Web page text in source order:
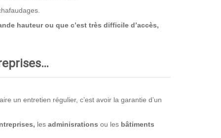
hauteur ou que c’est très difficile d’accès,
un entretien régulier, c’est avoir la garantie d’un
les adminisrations ou les bâtiments